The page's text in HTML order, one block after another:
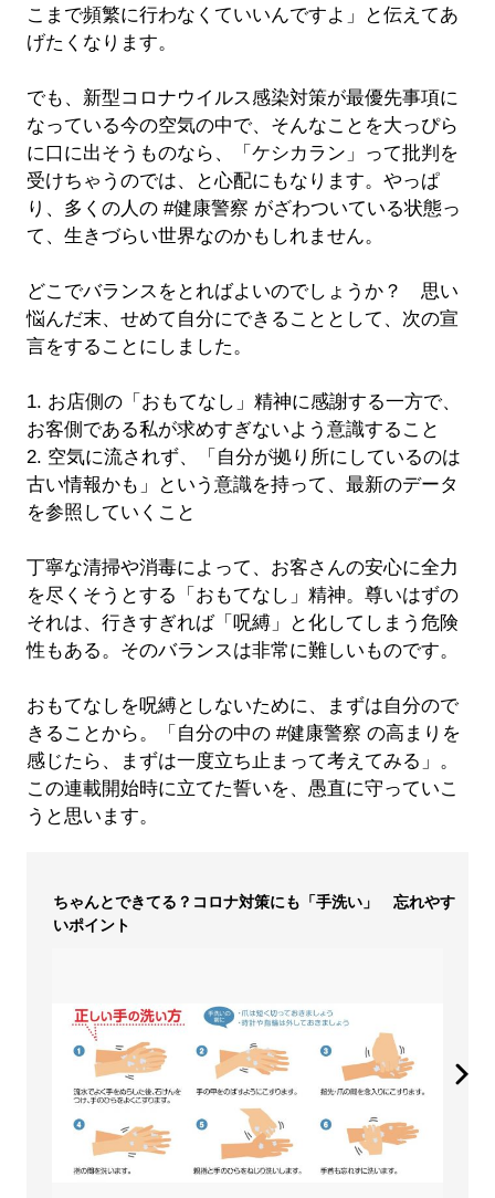
こまで頻繁に行わなくていいんですよ」と伝えてあ
げたくなります。
でも、新型コロナウイルス感染対策が最優先事項に
なっている今の空気の中で、そんなことを大っぴら
に口に出そうものなら、「ケシカラン」って批判を
受けちゃうのでは、と心配にもなります。やっぱ
り、多くの人の #健康警察 がざわついている状態っ
て、生きづらい世界なのかもしれません。
どこでバランスをとればよいのでしょうか？ 思い
悩んだ末、せめて自分にできることとして、次の宣
言をすることにしました。
1. お店側の「おもてなし」精神に感謝する一方で、
お客側である私が求めすぎないよう意識すること
2. 空気に流されず、「自分が拠り所にしているのは
古い情報かも」という意識を持って、最新のデータ
を参照していくこと
丁寧な清掃や消毒によって、お客さんの安心に全力
を尽くそうとする「おもてなし」精神。尊いはずの
それは、行きすぎれば「呪縛」と化してしまう危険
性もある。そのバランスは非常に難しいものです。
おもてなしを呪縛としないために、まずは自分ので
きることから。「自分の中の #健康警察 の高まりを
感じたら、まずは一度立ち止まって考えてみる」。
この連載開始時に立てた誓いを、愚直に守っていこ
うと思います。
ちゃんとできてる？コロナ対策にも「手洗い」 忘れやす
いポイント